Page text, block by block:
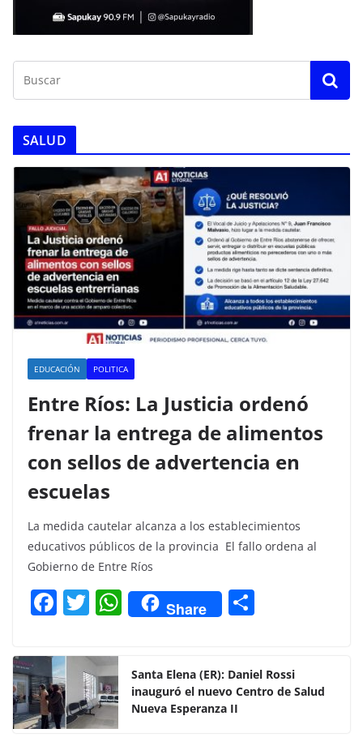
SALUD
EDUCACIÓN POLITICA
Entre Ríos: La Justicia ordenó
frenar la entrega de alimentos
con sellos de advertencia en
escuelas
La medida cautelar alcanza a los establecimientos
educativos públicos de la provincia El fallo ordena al
Gobierno de Entre Ríos
F
c
e
b
o
T
itt
er
W
h
s
A
Share
p
ar
Santa Elena (ER): Daniel Rossi
inauguró el nuevo Centro de Salud
Nueva Esperanza II